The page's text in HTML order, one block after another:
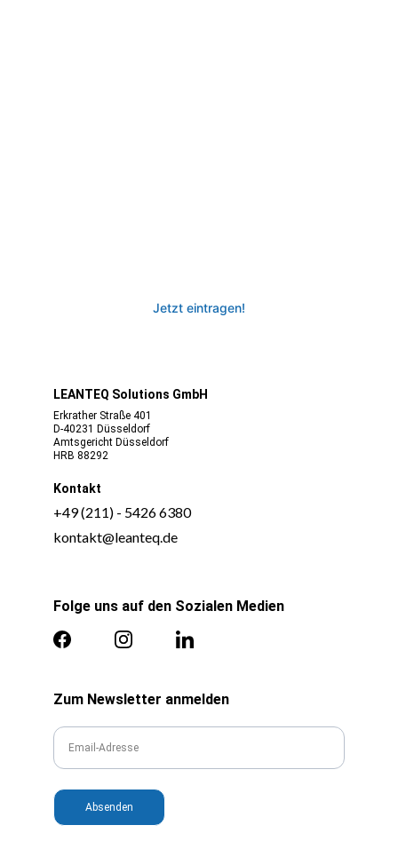
Jetzt eintragen!
LEANTEQ Solutions GmbH
Erkrather Straße 401
D-40231 Düsseldorf
Amtsgericht Düsseldorf​​
HRB 88292
Kontakt
Zum Newsletter anmelden
Absenden
Folge uns auf den Sozialen Medien